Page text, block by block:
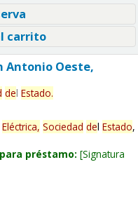
carrito
Antonio Oeste,
del Estado.
Eléctrica, Sociedad del Estado,
préstamo: Signatura